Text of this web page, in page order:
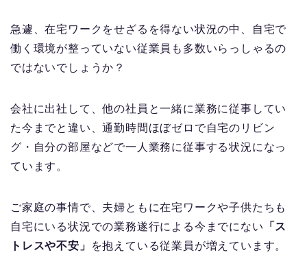
急遽、在宅ワークをせざるを得ない状況の中、自宅で
働く環境が整っていない従業員も多数いらっしゃるの
ではないでしょうか？
会社に出社して、他の社員と一緒に業務に従事してい
た今までと違い、通勤時間ほぼゼロで自宅のリビン
グ・自分の部屋などで一人業務に従事する状況になっ
ています。
ご家庭の事情で、夫婦ともに在宅ワークや子供たちも
自宅にいる状況での業務遂行による今までにない 「ス
トレスや不安」
を抱えている従業員が増えています。